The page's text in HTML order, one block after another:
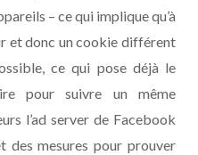
– ce qui implique qu’à
et donc un cookie différent
ce qui pose déjà le
pour suivre un même
l’ad server de Facebook
mesures pour prouver